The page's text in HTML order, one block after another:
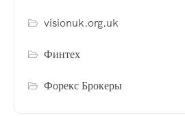
visionuk.org.uk
Финтех
Форекс Брокеры